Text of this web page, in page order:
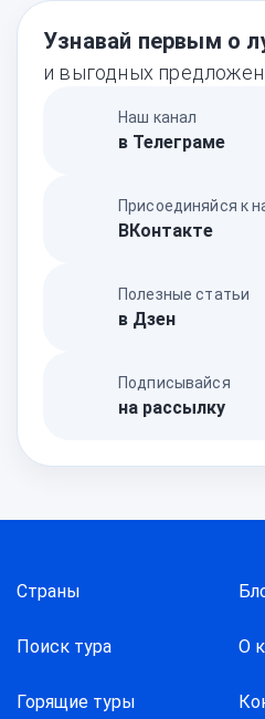
Узнавай первым о
и выгодных
Наш канал
в Телеграме
Присоединяйся к
ВКонтакте
Полезные статьи
в Дзен
Подписывайся
на рассылку
Страны
Поиск тура
Горящие туры
О